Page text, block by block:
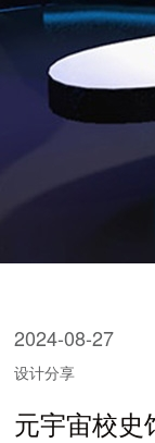
2024-08-27
设计分享
元宇宙校史